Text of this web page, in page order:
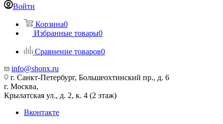
Войти
Корзина0
Избранные товары0
Сравнение товаров0
info@shonx.ru
г. Санкт-Петербург, Большеохтинский пр., д. 6
г. Москва,
Крылатская ул., д. 2, к. 4 (2 этаж)
Вконтакте